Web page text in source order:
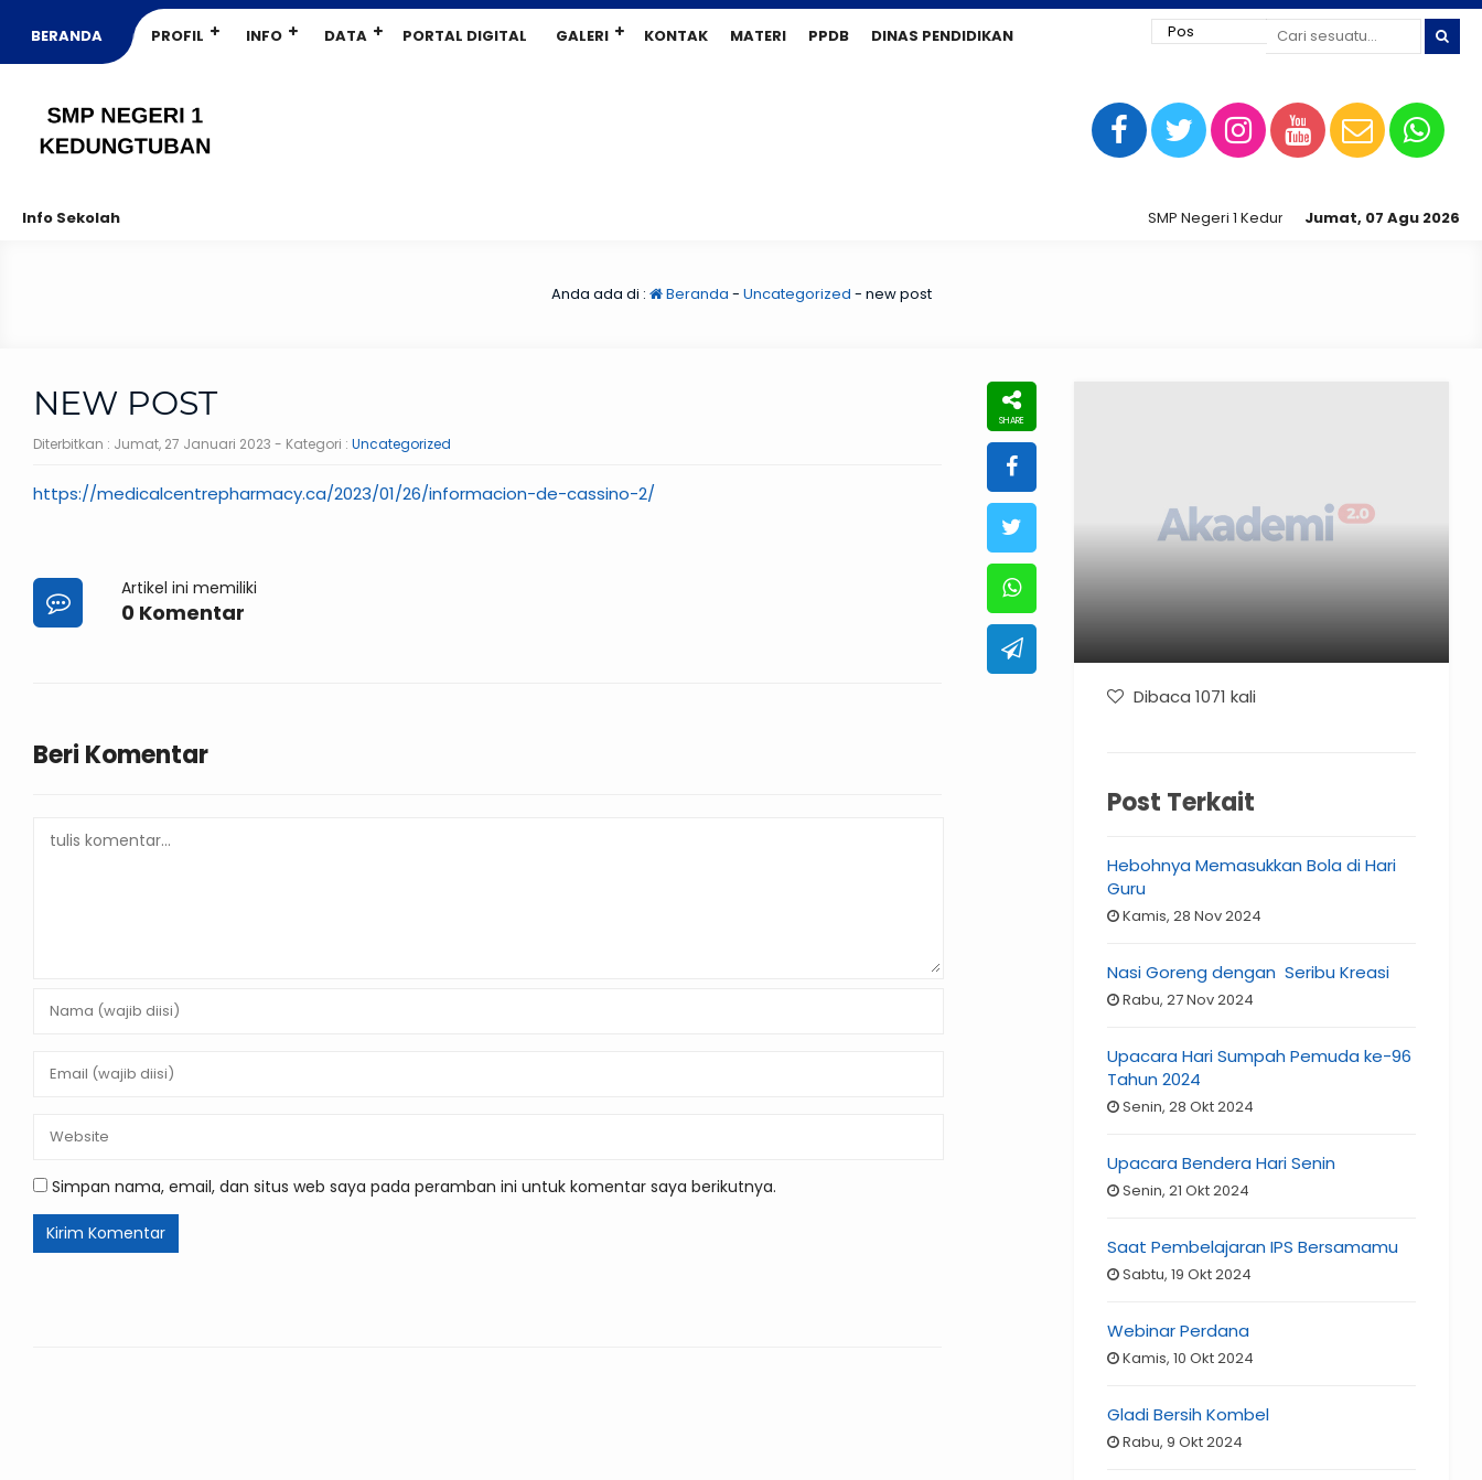
BERANDA PROFIL INFO DATA PORTAL DIGITAL GALERI KONTAK MATERI PPDB DINAS PENDIDIKAN
Info Sekolah Jumat, 07 Agu 2026
SMP Negeri 1 Kedungtuban jaya siap digital !
Anda ada di : Beranda - Uncategorized - new post
NEW POST
Diterbitkan : Jumat, 27 Januari 2023 - Kategori : Uncategorized
https://medicalcentrepharmacy.ca/2023/01/26/informacion-de-cassino-2/
Artikel ini memiliki
0 Komentar
Beri Komentar
Simpan nama, email, dan situs web saya pada peramban ini untuk komentar saya berikutnya.
Dibaca 1071 kali
Post Terkait
Hebohnya Memasukkan Bola di Hari
Guru
Kamis, 28 Nov 2024
Nasi Goreng dengan Seribu Kreasi
Rabu, 27 Nov 2024
Upacara Hari Sumpah Pemuda ke-96
Tahun 2024
Senin, 28 Okt 2024
Upacara Bendera Hari Senin
Senin, 21 Okt 2024
Saat Pembelajaran IPS Bersamamu
Sabtu, 19 Okt 2024
Webinar Perdana
Kamis, 10 Okt 2024
Gladi Bersih Kombel
Rabu, 9 Okt 2024